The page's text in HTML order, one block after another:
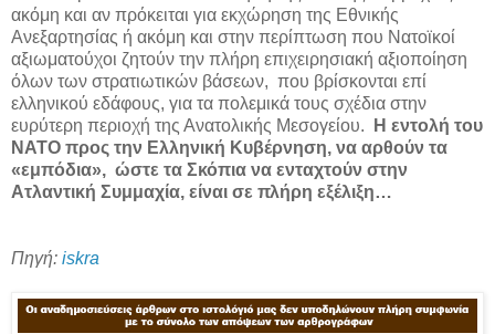
ακόμη και αν πρόκειται για εκχώρηση της Εθνικής
Ανεξαρτησίας ή ακόμη και στην περίπτωση που Νατοϊκοί
αξιωματούχοι ζητούν την πλήρη επιχειρησιακή αξιοποίηση
όλων των στρατιωτικών βάσεων, που βρίσκονται επί
ελληνικού εδάφους, για τα πολεμικά τους σχέδια στην
ευρύτερη περιοχή της Ανατολικής Μεσογείου.
Η εντολή του
ΝΑΤΟ προς την Ελληνική Κυβέρνηση, να αρθούν τα
«εμπόδια», ώστε τα Σκόπια να ενταχτούν στην
Ατλαντική Συμμαχία, είναι σε πλήρη εξέλιξη…
Πηγή: iskra